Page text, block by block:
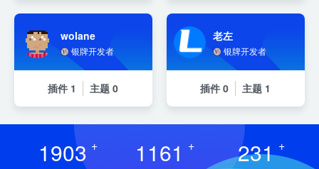
wolane
银牌开发者
插件 1 主题 0
老左
银牌开发者
插件0 主题 1
1903 + 1161 + 231 +